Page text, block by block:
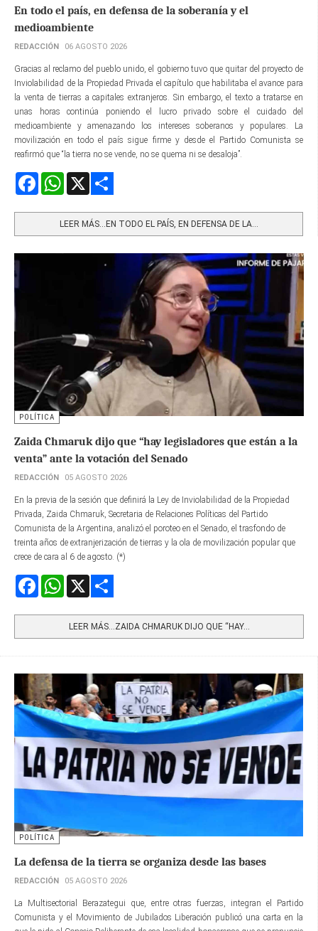
En todo el país, en defensa de la soberanía y el
medioambiente
REDACCIÓN 06 AGOSTO 2026
Gracias al reclamo del pueblo unido, el gobierno tuvo que quitar del proyecto de
Inviolabilidad de la Propiedad Privada el capítulo que habilitaba el avance para
la venta de tierras a capitales extranjeros. Sin embargo, el texto a tratarse en
unas horas continúa poniendo el lucro privado sobre el cuidado del
medioambiente y amenazando los intereses soberanos y populares. La
movilización en todo el país sigue firme y desde el Partido Comunista se
reafirmó que “la tierra no se vende, no se quema ni se desaloja”.
FacebookWhatsApp
LEER MÁS…EN TODO EL PAÍS, EN DEFENSA DE LA...
POLÍTICA
Zaida Chmaruk dijo que “hay legisladores que están a la
venta” ante la votación del Senado
REDACCIÓN 05 AGOSTO 2026
En la previa de la sesión que definirá la Ley de Inviolabilidad de la Propiedad
Privada, Zaida Chmaruk, Secretaria de Relaciones Políticas del Partido
Comunista de la Argentina, analizó el poroteo en el Senado, el trasfondo de
treinta años de extranjerización de tierras y la ola de movilización popular que
crece de cara al 6 de agosto. (*)
FacebookWhatsApp
LEER MÁS…ZAIDA CHMARUK DIJO QUE “HAY...
POLÍTICA
La defensa de la tierra se organiza desde las bases
REDACCIÓN 05 AGOSTO 2026
La Multisectorial Berazategui que, entre otras fuerzas, integran el Partido
Comunista y el Movimiento de Jubilados Liberación publicó una carta en la